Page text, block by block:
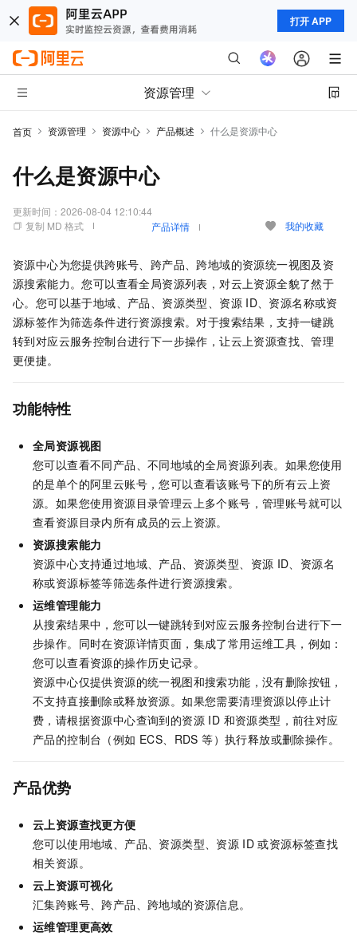
打开 APP
资源管理
首页 资源管理 资源中心 产品概述 什么是资源中心
什么是资源中心
更新时间： 2026-08-04 12:10:44
复制 MD 格式
产品详情 我的收藏
资源中心为您提供跨账号、跨产品、跨地域的资源统一视图及资
源搜索能力。您可以查看全局资源列表，对云上资源全貌了然于
心。您可以基于地域、产品、资源类型、资源 ID、资源名称或资
源标签作为筛选条件进行资源搜索。对于搜索结果，支持一键跳
转到对应云服务控制台进行下一步操作，让云上资源查找、管理
更便捷。
功能特性
全局资源视图
您可以查看不同产品、不同地域的全局资源列表。如果您使用
的是单个的阿里云账号，您可以查看该账号下的所有云上资
源。如果您使用资源目录管理云上多个账号，管理账号就可以
查看资源目录内所有成员的云上资源。
资源搜索能力
资源中心支持通过地域、产品、资源类型、资源 ID、资源名
称或资源标签等筛选条件进行资源搜索。
运维管理能力
从搜索结果中，您可以一键跳转到对应云服务控制台进行下一
步操作。同时在资源详情页面，集成了常用运维工具，例如：
您可以查看资源的操作历史记录。
资源中心仅提供资源的统一视图和搜索功能，没有删除按钮，
不支持直接删除或释放资源。如果您需要清理资源以停止计
费，请根据资源中心查询到的资源 ID 和资源类型，前往对应
产品的控制台（例如 ECS、RDS 等）执行释放或删除操作。
产品优势
云上资源查找更方便
您可以使用地域、产品、资源类型、资源 ID 或资源标签查找
相关资源。
云上资源可视化
汇集跨账号、跨产品、跨地域的资源信息。
运维管理更高效